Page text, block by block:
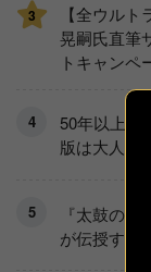
3
【全ウル
晃嗣氏直筆
トキャンペ
50年以上
版は大人気
『太鼓の
が伝授する